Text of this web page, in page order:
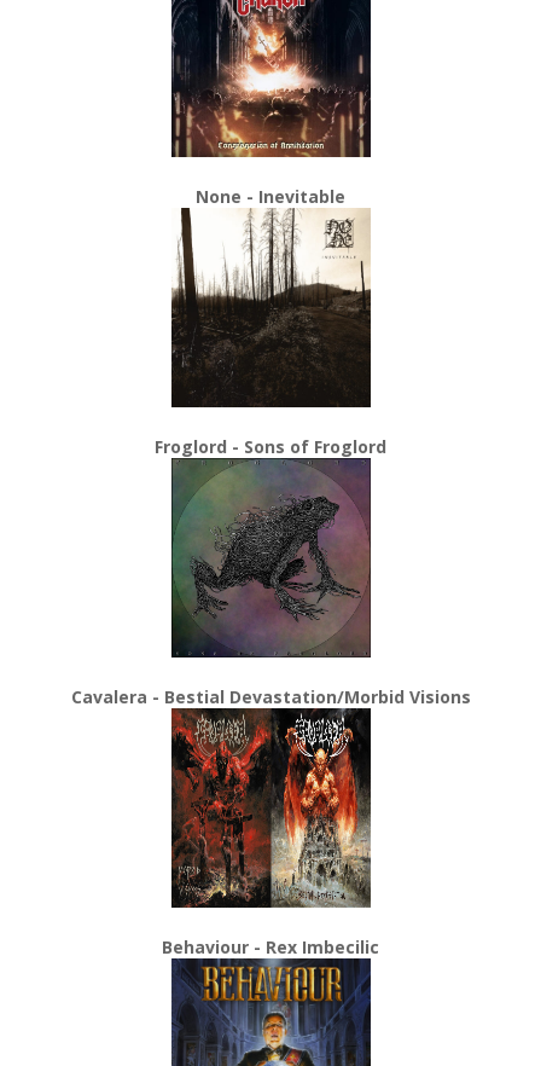
None - Inevitable
Froglord - Sons of Froglord
Cavalera - Bestial Devastation/Morbid Visions
Behaviour - Rex Imbecilic